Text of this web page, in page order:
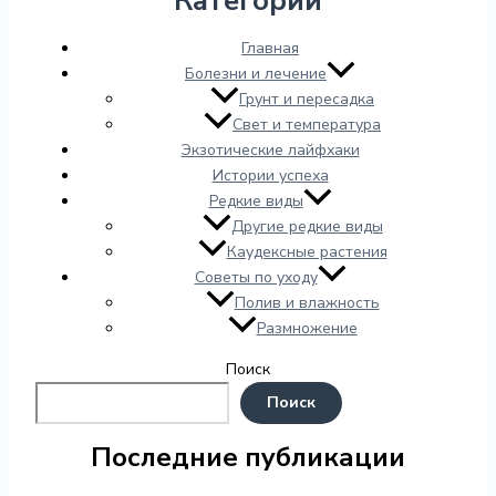
Главная
Болезни и лечение
Грунт и пересадка
Свет и температура
Экзотические лайфхаки
Истории успеха
Редкие виды
Другие редкие виды
Каудексные растения
Советы по уходу
Полив и влажность
Размножение
Поиск
Поиск
Последние публикации